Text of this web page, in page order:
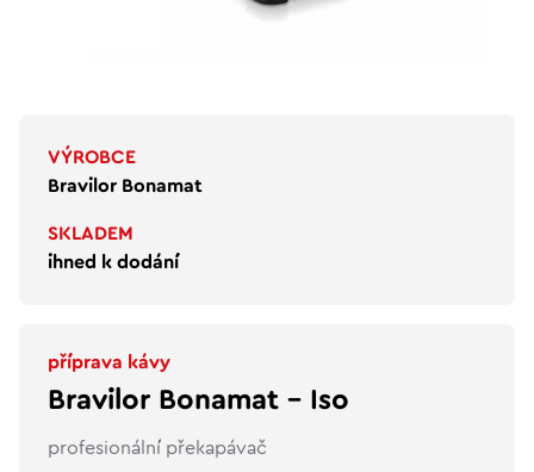
VÝROBCE
Bravilor Bonamat
SKLADEM
ihned k dodání
příprava kávy
Bravilor Bonamat - Iso
profesionální překapávač